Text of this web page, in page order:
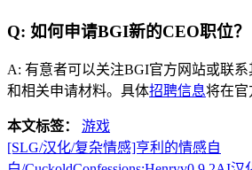
Q: 如何申请BGI新的CEO职位？
A: 有意者可以关注BGI官方网站或联
和相关申请材料。具体招聘信息将在官
本文标签：
游戏
[SLG/汉化/复杂情感]亨利的情感自